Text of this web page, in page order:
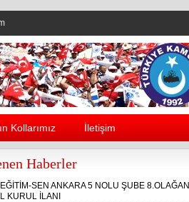
Kollarımız İletişim
Haberler
SEN ANKARA 5 NOLU ŞUBE 8.OLAĞAN
KURUL İLANI